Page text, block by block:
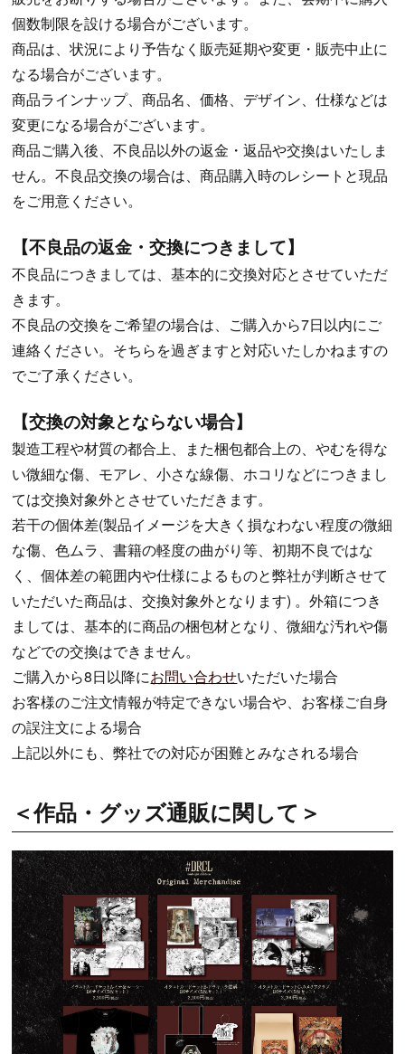
個数制限を設ける場合がございます。
商品は、状況により予告なく販売延期や変更・販売中止に
なる場合がございます。
商品ラインナップ、商品名、価格、デザイン、仕様などは
変更になる場合がございます。
商品ご購入後、不良品以外の返金・返品や交換はいたしま
せん。不良品交換の場合は、商品購入時のレシートと現品
をご用意ください。
【不良品の返金・交換につきまして】
不良品につきましては、基本的に交換対応とさせていただ
きます。
不良品の交換をご希望の場合は、ご購入から7日以内にご
連絡ください。そちらを過ぎますと対応いたしかねますの
でご了承ください。
【交換の対象とならない場合】
製造工程や材質の都合上、また梱包都合上の、やむを得な
い微細な傷、モアレ、小さな線傷、ホコリなどにつきまし
ては交換対象外とさせていただきます。
若干の個体差(製品イメージを大きく損なわない程度の微細
な傷、色ムラ、書籍の軽度の曲がり等、初期不良ではな
く、個体差の範囲内や仕様によるものと弊社が判断させて
いただいた商品は、交換対象外となります) 。外箱につき
ましては、基本的に商品の梱包材となり、微細な汚れや傷
などでの交換はできません。
ご購入から8日以降にお問い合わせいただいた場合
お客様のご注文情報が特定できない場合や、お客様ご自身
の誤注文による場合
上記以外にも、弊社での対応が困難とみなされる場合
＜作品・グッズ通販に関して＞